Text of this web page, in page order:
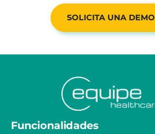
SOLICITA UNA DEMO
Funcionalidades